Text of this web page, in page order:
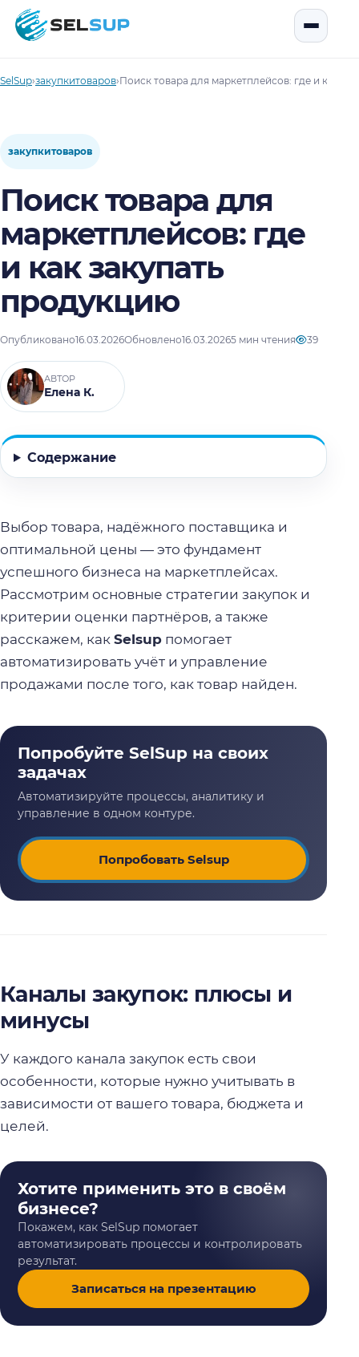
SelSup
SelSup›закупкитоваров›Поиск товара для маркетплейсов: где и как
закупкитоваров
Поиск товара для
маркетплейсов: где
и как закупать
продукцию
Опубликовано16.03.2026Обновлено16.03.20265 мин чтения 39
АВТОР
Елена К.
Содержание
Выбор товара, надёжного поставщика и
оптимальной цены — это фундамент
успешного бизнеса на маркетплейсах.
Рассмотрим основные стратегии закупок и
критерии оценки партнёров, а также
расскажем, как Selsup помогает
автоматизировать учёт и управление
продажами после того, как товар найден.
Попробовать Selsup
Каналы закупок: плюсы и
минусы
У каждого канала закупок есть свои
особенности, которые нужно учитывать в
зависимости от вашего товара, бюджета и
целей.
Хотите применить это в своём
бизнесе?
Покажем, как SelSup помогает
автоматизировать процессы и контролировать
результат.
Записаться на презентацию